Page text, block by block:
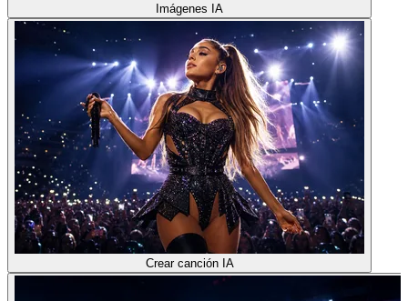
Imágenes IA
Crear canción IA